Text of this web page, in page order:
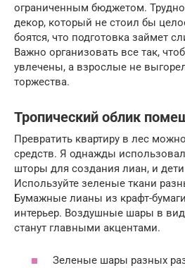
ограниченным бюджетом.
декор, который не стоил бы
боятся, что подготовка займет
Важно организовать все так,
увлечены, а взрослые не
торжества.
Тропический облик
Превратить квартиру в лес
средств. Я однажды
шторы для создания лиан, и
Используйте зеленые ткани
Бумажные лианы из крафт-
интерьер. Воздушные шары в
станут главными акцентами.
Зеленые шары разных